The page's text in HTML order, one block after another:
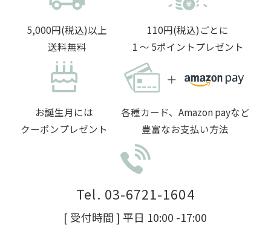
5,000円(税込)以上
送料無料
110円(税込)ごとに
1 〜 5ポイントプレゼント
お誕生月には
クーポンプレゼント
各種カード、Amazon payなど
豊富なお支払い方法
Tel. 03-6721-1604
[ 受付時間 ] 平日 10:00 -17:00